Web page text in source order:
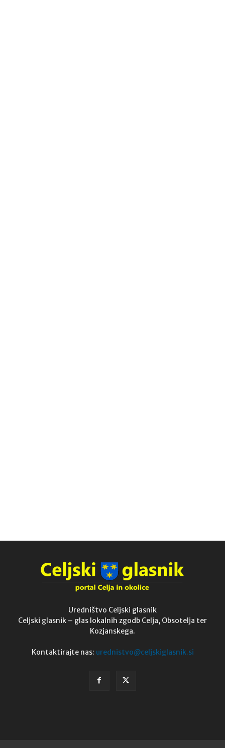
Uredništvo Celjski glasnik
Celjski glasnik – glas lokalnih zgodb Celja, Obsotelja ter
Kozjanskega.
Kontaktirajte nas: urednistvo@celjskiglasnik.si